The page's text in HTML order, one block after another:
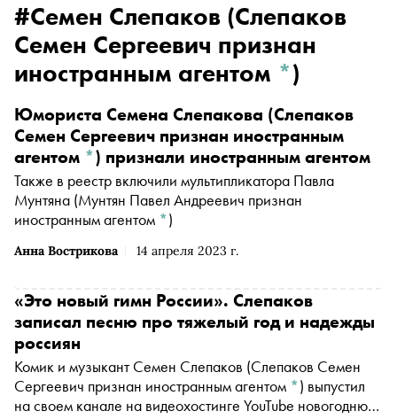
#Семен Слепаков (Слепаков
Семен Сергеевич признан
иностранным агентом *)
Анна Вострикова 14 апреля 2023 г.
Юмориста Семена Слепакова (Слепаков
Семен Сергеевич признан иностранным
агентом *) признали иностранным агентом
Также в реестр включили мультипликатора Павла
Мунтяна (Мунтян Павел Андреевич признан
иностранным агентом *)
«Это новый гимн России». Слепаков
записал песню про тяжелый год и надежды
россиян
Комик и музыкантСемен Слепаков (Слепаков Семен
Сергеевич признан иностранным агентом *)
на своем канале на видеохостинге YouTube новогоднюю